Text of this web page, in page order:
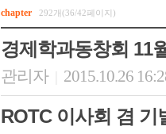
chapter 292개(36/42페이지)
경제학과동창회 11
관리자 2015.10.26
ROTC 이사회 겸 기